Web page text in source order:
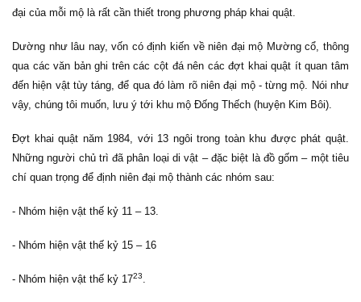
đại của mỗi mộ là rất cần thiết trong phương pháp khai quật.
Dường như lâu nay, vốn có định kiến về niên đại mộ Mường cổ, thông
qua các văn bản ghi trên các cột đá nên các đợt khai quật ít quan tâm
đến hiện vật tùy táng, để qua đó làm rõ niên đại mộ - từng mộ. Nói như
vậy, chúng tôi muốn, lưu ý tới khu mộ Đống Thếch (huyện Kim Bôi).
Đợt khai quật năm 1984, với 13 ngôi trong toàn khu được phát quật.
Những người chủ trì đã phân loại di vật – đặc biệt là đồ gốm – một tiêu
chí quan trọng để định niên đại mộ thành các nhóm sau:
- Nhóm hiện vật thế kỷ 11 – 13.
- Nhóm hiện vật thế kỷ 15 – 16
- Nhóm hiện vật thế kỷ 1723